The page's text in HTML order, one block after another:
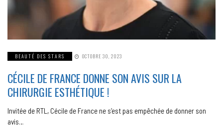
BEAUTÉ DES STARS OCTOBRE 30, 2023
CÉCILE DE FRANCE DONNE SON AVIS SUR LA
CHIRURGIE ESTHÉTIQUE !
Invitée de RTL, Cécile de France ne s’est pas empêchée de donner son
avis…